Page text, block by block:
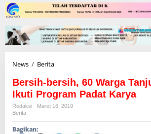
News / Berita
r
s
i
h
-
Bersih-bersih, 60 Warga
Ikuti Program Padat Karya
Redaksi
Maret 16, 2019
Berita
Bagikan: